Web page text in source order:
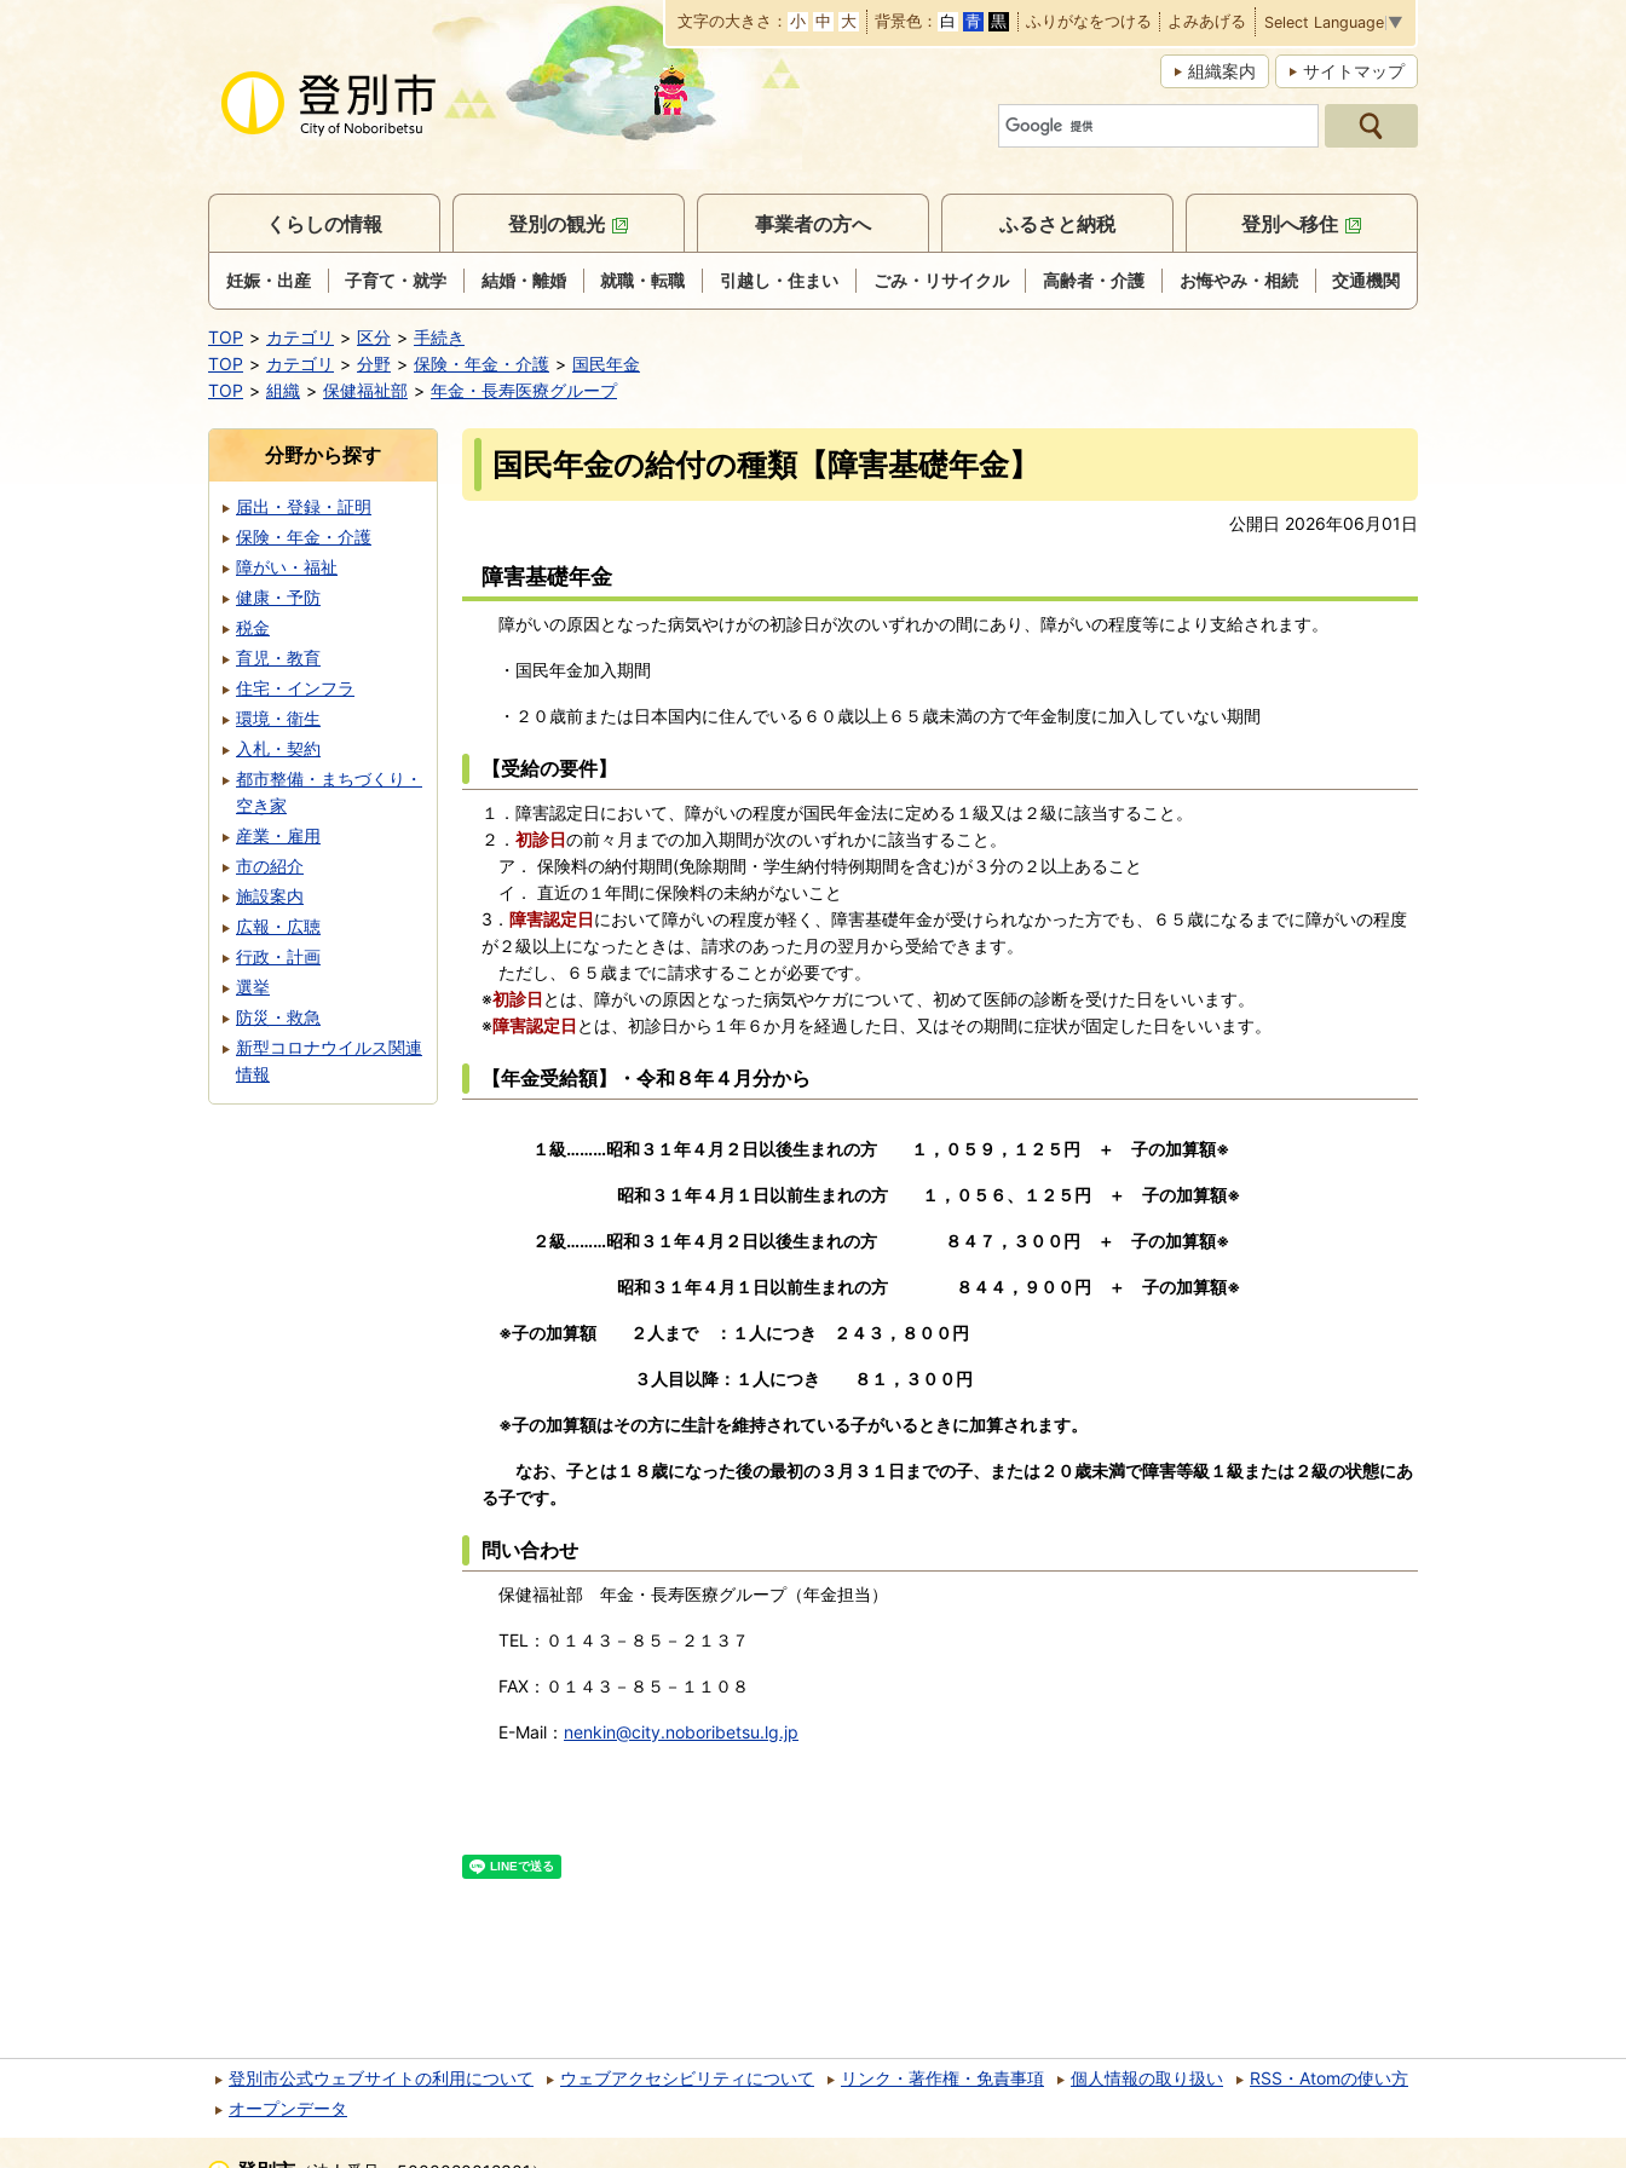
本
文
へ
移
動
文字の大きさ 小 中 大 背景色 白 青 黒 ふりがなをつける よみあげる Select Language ▼
組織案内 サイトマップ
くらしの情報
妊娠・出産 子育て・就学 結婚・離婚 就職・転職 引越し・住まい ごみ・リサイクル 高齢者・介護 お悔やみ・相続 交通機関
登別の観光 事業者の方へ ふるさと納税 登別へ移住
TOP カテゴリ 区分
手続き
TOP
カテゴリ 分野 保険・年金・介護
国民年金
TOP
組織 保健福祉部 年金・長寿医療グループ
国民年金の給付の種類【障害基礎年金】
公開日 2026年06月01日
障害基礎年金
障がいの原因となった病気やけがの初診日が次のいずれかの間にあり、障がいの程度等により支給されます。
・国民年金加入期間
・２０歳前または日本国内に住んでいる６０歳以上６５歳未満の方で年金制度に加入していない期間
【受給の要件】
１．障害認定日において、障がいの程度が国民年金法に定める１級又は２級に該当すること。
２． 初診日の前々月までの加入期間が次のいずれかに該当すること。
ア． 保険料の納付期間(免除期間・学生納付特例期間を含む)が３分の２以上あること
イ． 直近の１年間に保険料の未納がないこと
3． 障害認定日において障がいの程度が軽く、障害基礎年金が受けられなかった方でも、６５歳になるまでに障がいの程度
が２級以上になったときは、請求のあった月の翌月から受給できます。
ただし、６５歳までに請求することが必要です。
※初診日 とは、障がいの原因となった病気やケガについて、初めて医師の診断を受けた日をいいます。
※障害認定日 とは、初診日から１年６か月を経過した日、又はその期間に症状が固定した日をいいます。
【年金受給額】・令和８年４月分から
１級………昭和３１年４月２日以後生まれの方 １，０５９，１２５円 ＋ 子の加算額※
昭和３１年４月１日以前生まれの方 １，０５６、１２５円 ＋ 子の加算額※
２級………昭和３１年４月２日以後生まれの方 ８４７，３００円 ＋ 子の加算額※
昭和３１年４月１日以前生まれの方 ８４４，９００円 ＋ 子の加算額※
※子の加算額 ２人まで ：１人につき ２４３，８００円
３人目以降：１人につき ８１，３００円
※子の加算額はその方に生計を維持されている子がいるときに加算されます。
なお、子とは１８歳になった後の最初の３月３１日までの子、または２０歳未満で障害等級１級または２級の状態にあ
る子です。
問い合わせ
保健福祉部 年金・長寿医療グループ（年金担当）
TEL：０１４３－８５－２１３７
FAX：０１４３－８５－１１０８
E-Mail： nenkin@city.noboribetsu.lg.jp
分野から探す
届出・登録・証明
保険・年金・介護
障がい・福祉
健康・予防
税金
育児・教育
住宅・インフラ
環境・衛生
入札・契約
都市整備・まちづくり・
空き家
産業・雇用
市の紹介
施設案内
広報・広聴
行政・計画
選挙
防災・救急
新型コロナウイルス関連
情報
登別市公式ウェブサイトの利用について ウェブアクセシビリティについて リンク・著作権・免責事項 個人情報の取り扱い
RSS・Atomの使い方
オープンデータ